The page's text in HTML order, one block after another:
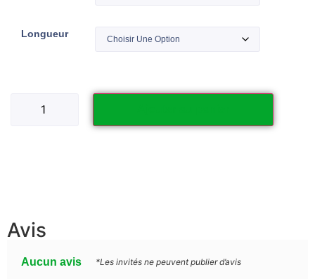
Longueur
Avis
Aucun avis *Les invités ne peuvent publier d’avis